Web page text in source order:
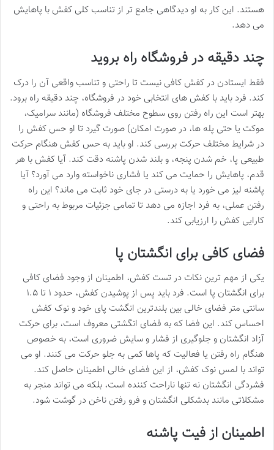
هستند. این کار به او دیدگاهی جامع تر از تناسب کلی کفش با پاهایش
می دهد.
چند دقیقه در فروشگاه راه بروید
فقط ایستادن در کفش کافی نیست تا راحتی و تناسب واقعی آن را درک
کند. فرد باید با کفش های انتخابی خود در فروشگاه، چند دقیقه راه برود.
بهتر است این راه رفتن روی سطوح مختلف فروشگاه (مانند سرامیک،
موکت یا حتی پله ها، در صورت امکان) صورت گیرد تا او حس کفش را
در شرایط مختلف حرکت بررسی کند. او باید به حس کفش هنگام حرکت
طبیعی پا، خم شدن پنجه، و بلند شدن پاشنه دقت کند. آیا کفش با هر
قدم، پاهایش را حمایت می کند یا فشاری ناخواسته وارد می آورد؟ آیا
پاشنه لیز می خورد یا به درستی در جای خود ثابت می ماند؟ این راه
رفتن عملی، به فرد اجازه می دهد تا تمامی جزئیات مربوط به راحتی و
کارایی کفش را ارزیابی کند.
فضای کافی برای انگشتان پا
یکی از مهم ترین نکات در تست کفش، اطمینان از وجود فضای کافی
برای انگشتان پا است. فرد باید پس از پوشیدن کفش، حدود ۱ تا ۱.۵
سانتی متر فضای خالی بین بلندترین انگشت پای خود و نوک کفش
احساس کند. این فضا که به فضای انگشتی معروف است، برای حرکت
آزاد انگشتان و جلوگیری از فشار و سایش ضروری است، به خصوص
هنگام راه رفتن یا فعالیت که پاها کمی به جلو حرکت می کنند. او می
تواند با لمس نوک کفش، از این فضای خالی اطمینان حاصل کند.
فشردگی انگشتان نه تنها ناراحت کننده است، بلکه می تواند منجر به
مشکلاتی مانند بدشکلی انگشتان و فرو رفتن ناخن در گوشت شود.
اطمینان از فیت پاشنه